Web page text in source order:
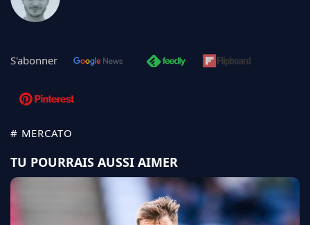
S'abonner
# MERCATO
TU POURRAIS AUSSI AIMER